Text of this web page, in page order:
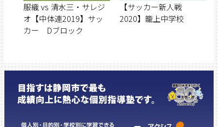
服織 vs 清水三・サレジ
オ【中体連2019】サッ
カー Dブロック
【サッカー新人戦
2020】籠上中学校